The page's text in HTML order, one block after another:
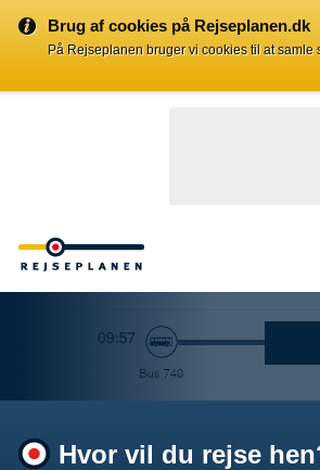
Brug af cookies på Rejseplanen.dk
På Rejseplanen bruger vi cookies til at
Hvor vil du rejse